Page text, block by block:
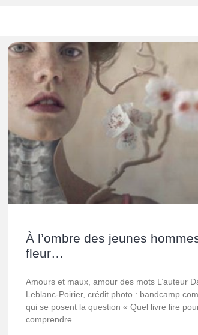
À l’ombre des jeunes
fleur…
Amours et maux, amour des mots L’auteur
Leblanc-Poirier, crédit photo :
qui se posent la question « Quel livre lire
comprendre